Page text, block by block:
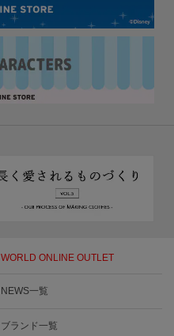
WORLD ONLINE OUTLET
NEWS一覧
ブランド一覧